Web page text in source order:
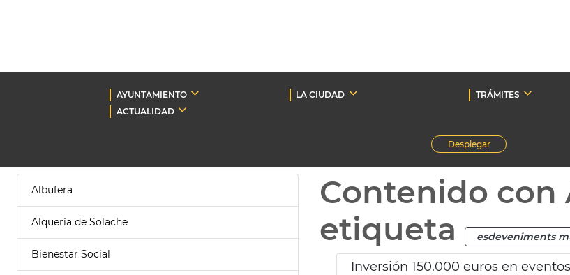
AYUNTAMIENTO LA CIUDAD TRÁMITES
ACTUALIDAD
Desplegar
Albufera
Alquería de Solache
Bienestar Social
Contenido con
etiqueta
esdeveniments
Inversión 150.000 euros en